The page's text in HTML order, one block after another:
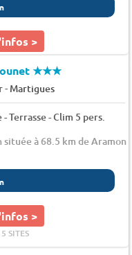
>
★★★
- Martigues
Terrasse - Clim 5 pers.
située à 68.5 km de Aramon
>
SITES